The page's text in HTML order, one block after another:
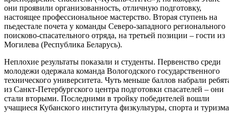
они проявили организованность, отличную подготовку,
настоящее профессиональное мастерство. Вторая ступень на
пьедестале почета у команды Северо-западного регионального
поисково-спасательного отряда, на третьей позиции – гости из
Могилева (Республика Беларусь).
Неплохие результаты показали и студенты. Первенство среди
молодежи одержала команда Вологодского государственного
технического университета. Чуть меньше баллов набрали
из Санкт-Петербургского центра подготовки спасателей – они
стали вторыми. Последними в тройку победителей вошли
учащиеся Кубанского института физкультуры, спорта и